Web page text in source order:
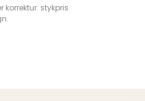
korrektur: stykpris